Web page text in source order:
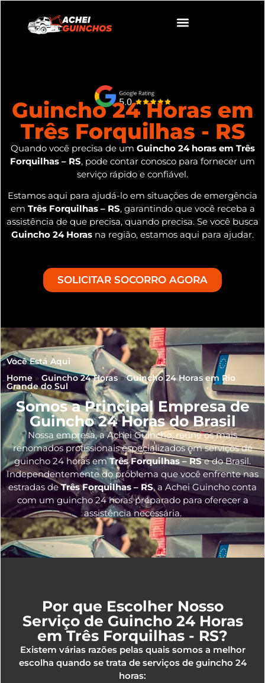
Guincho 24 Horas em
Três Forquilhas - RS
Quando você precisa de um Guincho 24 horas em Três
Forquilhas – RS, pode contar conosco para fornecer um
serviço rápido e confiável.
Estamos aqui para ajudá-lo em situações de emergência
em Três Forquilhas – RS, garantindo que você receba a
assistência de que precisa, quando precisa. Se você busca
Guincho 24 Horas na região, estamos aqui para ajudar.
SOLICITAR SOCORRO AGORA
Você Está Aqui
Home » Guincho 24 Horas»Guincho 24 Horas em Rio
Grande do Sul
Somos a Principal Empresa de
Guincho 24 Horas do Brasil
Nossa empresa, aAchei Guincho, reúne os mais
renomados profissionais especializados em serviços de
guincho 24 horas emTrês Forquilhas – RSe do Brasil.
Independentemente do problema que você enfrente nas
estradas deTrês Forquilhas – RS, a Achei Guincho conta
com um guincho 24 horas preparado para oferecer a
assistência necessária.
Por que Escolher Nosso
Serviço de Guincho 24 Horas
em Três Forquilhas - RS?
Existem várias razões pelas quais somos a melhor
escolha quando se trata de serviços de guincho 24
horas: